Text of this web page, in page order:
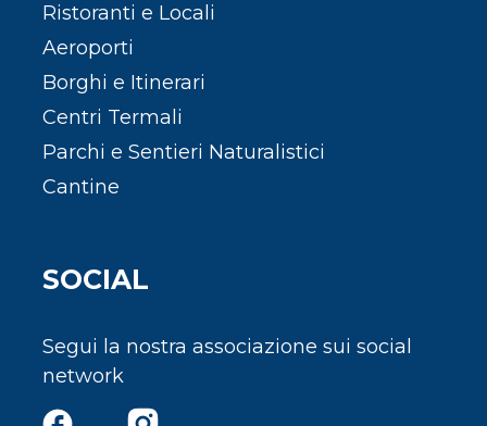
Ristoranti e Locali
Aeroporti
Borghi e Itinerari
Centri Termali
Parchi e Sentieri Naturalistici
Cantine
SOCIAL
Segui la nostra associazione sui social
network